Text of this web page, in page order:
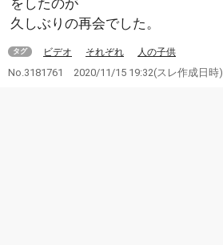
をしたのが
久しぶりの再会でした。
タグ ビデオ それぞれ 人の子供
No.3181761 2020/11/15 19:32(スレ作成日時)